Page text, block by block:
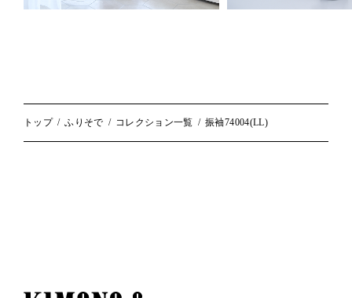
トップ ふりそで コレクション一覧 振袖74004(LL)